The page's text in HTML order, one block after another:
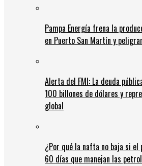
Pampa Energía frena la
en Puerto San Martín y
Alerta del FMI: La deuda
100 billones de dólares y
global
¿Por qué la nafta no baja si el
60 días que manejan las